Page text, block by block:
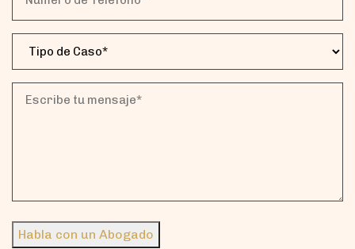
Telefono*
(Obligatorio)
Tipo
de
Caso
Escribe
Habla con un Abogado